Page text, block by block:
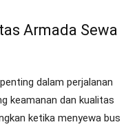
Armada Sewa
dalam perjalanan
keamanan dan kualitas
ketika menyewa bus